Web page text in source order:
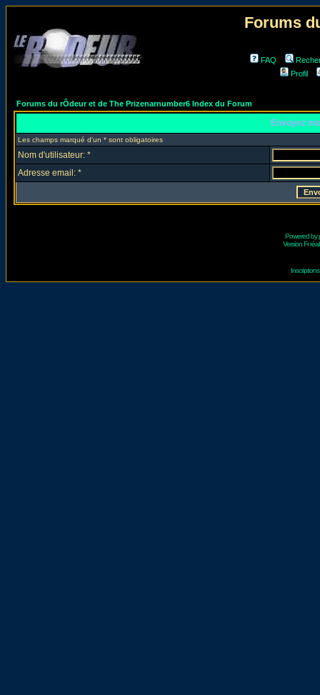
Forums
FAQ
Profil
Forums du rÔdeur et de The Prizenarnumber6 Index du Forum
Envoyez
Les champs marqué d'un * sont obligatoires
Nom d'utilisateur: *
Adresse email: *
Powered by
Version Fr